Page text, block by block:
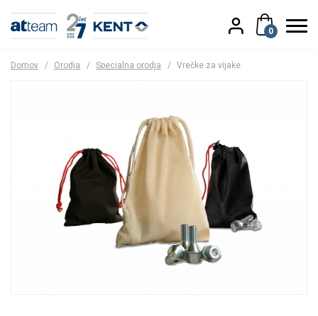
0
Domov / Orodja / Specialna orodja / Vrečke za vijake